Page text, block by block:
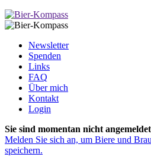
Newsletter
Spenden
Links
FAQ
Über mich
Kontakt
Login
Sie sind momentan nicht angemeldet
Melden Sie sich an, um Biere und
speichern.